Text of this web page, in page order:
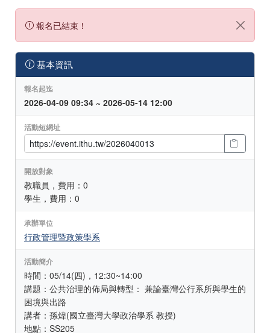
報名已結束！
基本資訊
報名起迄
2026-04-09 09:34 ~ 2026-05-14 12:00
活動短網址
開放對象
教職員，費用：0
學生，費用：0
承辦單位
行政管理暨政策學系
活動簡介
時間：05/14(四)，12:30~14:00
講題：公共治理的佈局與轉型： 兼論臺灣公行系所與學生的
困境與出路
講者：孫煒(國立臺灣大學政治學系 教授)
地點：SS205